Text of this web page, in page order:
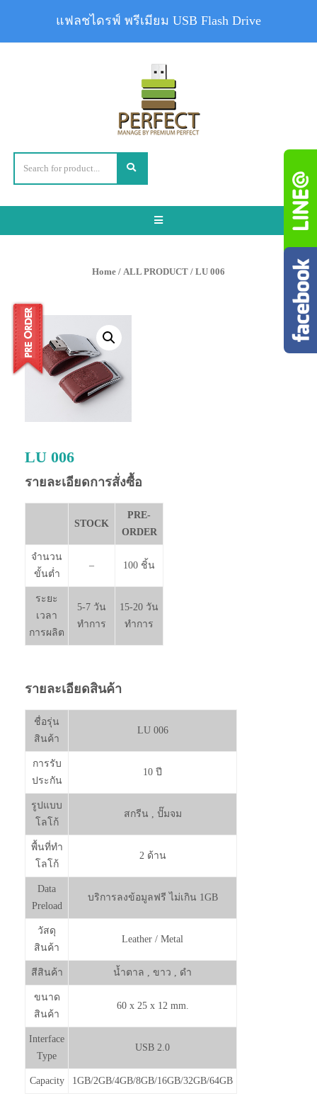
Toggle
Home / ALL PRODUCT / LU 006
LU 006
รายละเอียดการสั่งซื้อ
STOCK
PRE-
ORDER
จำนวน
ขั้นต่ำ
– 100 ชิ้น
ระยะ
เวลา
การผลิต
5-7 วัน
ทำการ
15-20 วัน
ทำการ
รายละเอียดสินค้า
ชื่อรุ่น
สินค้า
LU 006
การรับ
ประกัน
10 ปี
รูปแบบ
โลโก้
สกรีน , ปั๊มจม
พื้นที่ทำ
โลโก้
2 ด้าน
Data
Preload
บริการลงข้อมูลฟรี ไม่เกิน 1GB
วัสดุ
สินค้า
Leather / Metal
สีสินค้า น้ำตาล , ขาว , ดำ
ขนาด
สินค้า
60 x 25 x 12 mm.
Interface
Type
USB 2.0
Capacity 1GB/2GB/4GB/8GB/16GB/32GB/64GB
แฟลชไดรฟ์ พรีเมียม USB Flash Drive